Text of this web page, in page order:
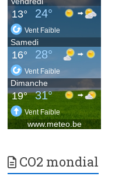
CO2 mondial